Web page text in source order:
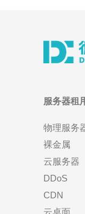
服务器租
物理服务
裸金属
云服务器
DDoS
CDN
云桌面